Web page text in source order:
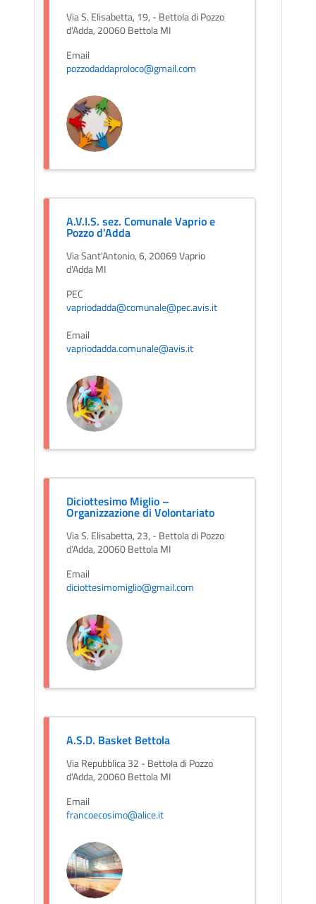
Via S. Elisabetta, 19, - Bettola di Pozzo
d'Adda, 20060 Bettola MI
Email
pozzodaddaproloco@gmail.com
A.V.I.S. sez. Comunale Vaprio e
Pozzo d’Adda
Via Sant'Antonio, 6, 20069 Vaprio
d'Adda MI
PEC
vapriodadda@comunale@pec.avis.it
Email
vapriodadda.comunale@avis.it
Diciottesimo Miglio –
Organizzazione di Volontariato
Via S. Elisabetta, 23, - Bettola di Pozzo
d'Adda, 20060 Bettola MI
Email
diciottesimomiglio@gmail.com
A.S.D. Basket Bettola
Via Repubblica 32 - Bettola di Pozzo
d'Adda, 20060 Bettola MI
Email
francoecosimo@alice.it